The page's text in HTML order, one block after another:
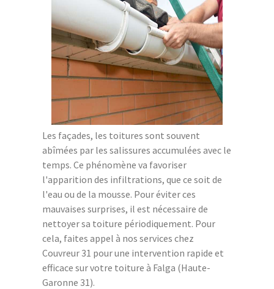
Les façades, les toitures sont souvent
abîmées par les salissures accumulées avec le
temps. Ce phénomène va favoriser
l'apparition des infiltrations, que ce soit de
l'eau ou de la mousse. Pour éviter ces
mauvaises surprises, il est nécessaire de
nettoyer sa toiture périodiquement. Pour
cela, faites appel à nos services chez
Couvreur 31 pour une intervention rapide et
efficace sur votre toiture à Falga (Haute-
Garonne 31).